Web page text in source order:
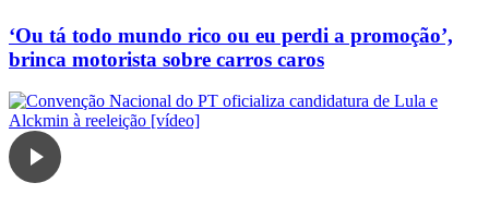
‘Ou tá todo mundo rico ou eu perdi a promoção’,
brinca motorista sobre carros caros